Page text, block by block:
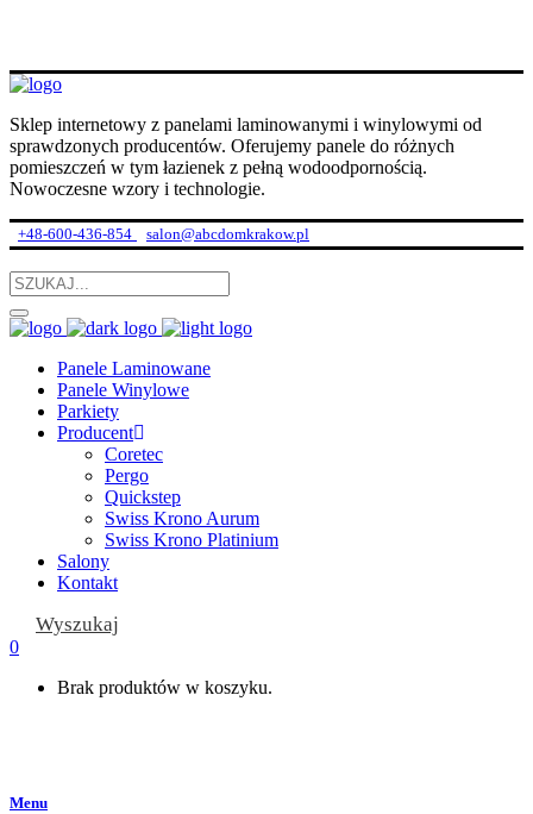
Sklep internetowy z panelami laminowanymi i winylowymi od
sprawdzonych producentów. Oferujemy panele do różnych
pomieszczeń w tym łazienek z pełną wodoodpornością.
Nowoczesne wzory i technologie.
+48-600-436-854 salon@abcdomkrakow.pl
Panele Laminowane
Panele Winylowe
Parkiety
Producent
Coretec
Pergo
Quickstep
Swiss Krono Aurum
Swiss Krono Platinium
Salony
Kontakt
Wyszukaj
0
Brak produktów w koszyku.
Menu